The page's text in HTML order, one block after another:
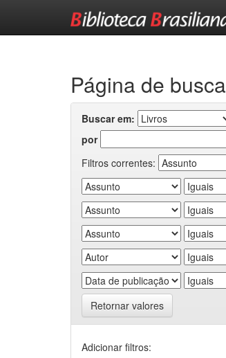
Página de busca
Buscar em:
por
Filtros correntes:
Retornar valores
Adicionar filtros: